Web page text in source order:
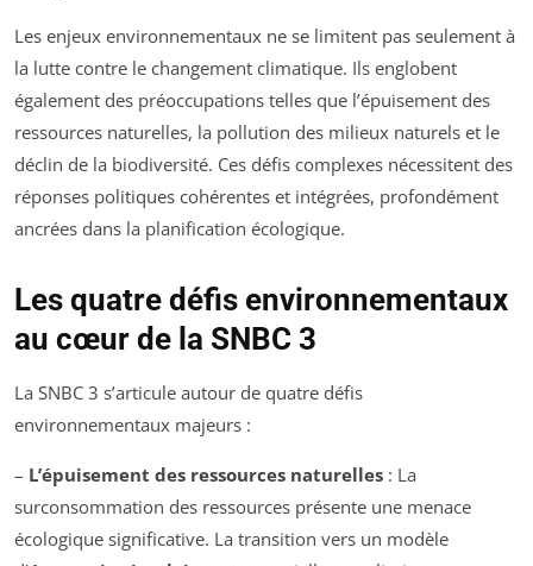
Les enjeux environnementaux ne se limitent pas seulement à
la lutte contre le changement climatique. Ils englobent
également des préoccupations telles que l’épuisement des
ressources naturelles, la pollution des milieux naturels et le
déclin de la biodiversité. Ces défis complexes nécessitent des
réponses politiques cohérentes et intégrées, profondément
ancrées dans la planification écologique.
Les quatre défis environnementaux
au cœur de la SNBC 3
La SNBC 3 s’articule autour de quatre défis
environnementaux majeurs :
– L’épuisement des ressources naturelles : La
surconsommation des ressources présente une menace
écologique significative. La transition vers un modèle